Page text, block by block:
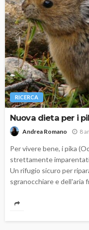
RICERCA
Nuova dieta per i
Andrea Romano 8
Per vivere bene, i pika
strettamente
Un rifugio sicuro per
sgranocchiare e dell'aria